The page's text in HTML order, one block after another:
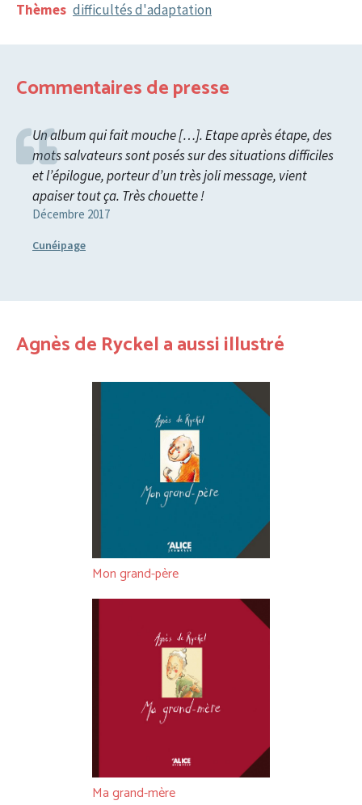
Thèmes difficultés d'adaptation
Commentaires de presse
Un album qui fait mouche […]. Etape après étape, des
mots salvateurs sont posés sur des situations difficiles
et l’épilogue, porteur d’un très joli message, vient
apaiser tout ça. Très chouette !
Décembre 2017
Cunéipage
Agnès de Ryckel a aussi illustré
Mon grand-père
Ma grand-mère